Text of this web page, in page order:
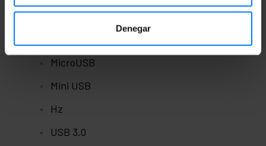
Denegar
Bluetooth
MicroUSB
Mini USB
Hz
USB 3.0